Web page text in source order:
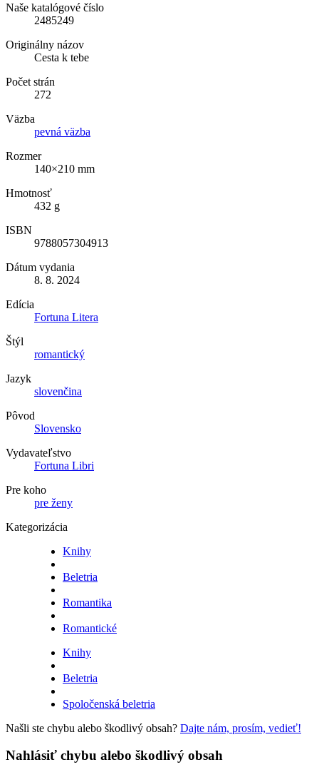
Naše katalógové číslo
2485249
Originálny názov
Cesta k tebe
Počet strán
272
Väzba
pevná väzba
Rozmer
140×210 mm
Hmotnosť
432 g
ISBN
9788057304913
Dátum vydania
8. 8. 2024
Edícia
Fortuna Litera
Štýl
romantický
Jazyk
slovenčina
Pôvod
Slovensko
Vydavateľstvo
Fortuna Libri
Pre koho
pre ženy
Kategorizácia
Knihy
Beletria
Romantika
Romantické
Knihy
Beletria
Spoločenská beletria
Našli ste chybu alebo škodlivý obsah? Dajte nám, prosím, vedieť!
Nahlásiť chybu alebo škodlivý obsah